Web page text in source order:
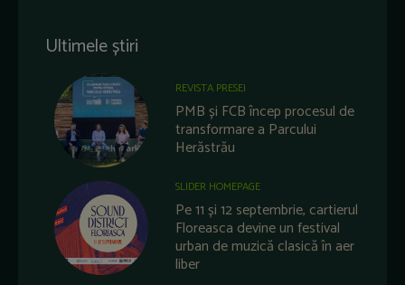
Ultimele știri
REVISTA PRESEI
PMB și FCB încep procesul de
transformare a Parcului
Herăstrău
SLIDER HOMEPAGE
Pe 11 și 12 septembrie, cartierul
Floreasca devine un festival
urban de muzică clasică în aer
liber